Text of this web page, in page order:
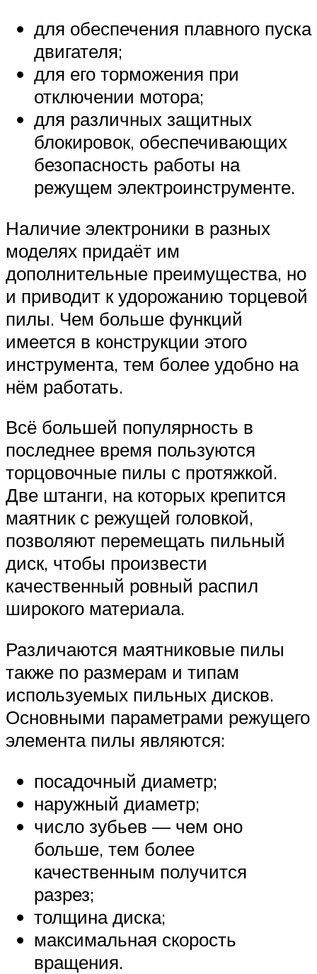
для обеспечения плавного пуска
двигателя;
для его торможения при
отключении мотора;
для различных защитных
блокировок, обеспечивающих
безопасность работы на
режущем электроинструменте.
Наличие электроники в разных
моделях придаёт им
дополнительные преимущества, но
и приводит к удорожанию торцевой
пилы. Чем больше функций
имеется в конструкции этого
инструмента, тем более удобно на
нём работать.
Всё большей популярность в
последнее время пользуются
торцовочные пилы с протяжкой.
Две штанги, на которых крепится
маятник с режущей головкой,
позволяют перемещать пильный
диск, чтобы произвести
качественный ровный распил
широкого материала.
Различаются маятниковые пилы
также по размерам и типам
используемых пильных дисков.
Основными параметрами режущего
элемента пилы являются:
посадочный диаметр;
наружный диаметр;
число зубьев — чем оно
больше, тем более
качественным получится
разрез;
толщина диска;
максимальная скорость
вращения.